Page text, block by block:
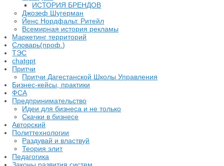
ИСТОРИЯ БРЕНДОВ
Джозеф Шугерман
​Йенс Нордфальт. Ритейл
Всемирная история рекламы
Маркетинг территорий
Словарь(проф.)
ТЭС
chatgpt
Притчи
Притчи Дагестанской Школы Управления
Бизнес-кейсы, практики
ФСА
Предпринимательство
Идеи для бизнеса и не только
Скачки в бизнесе
Авторский
Политтехнологии
Раздувай и властвуй
Теория элит
​Педагогика
Законы развития систем